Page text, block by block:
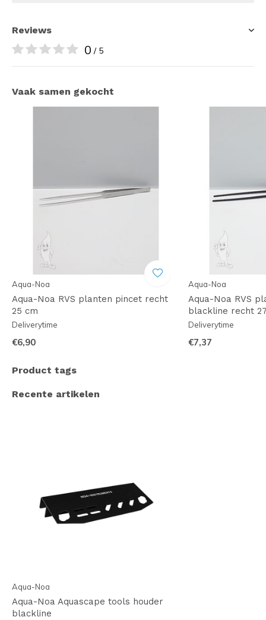
Reviews
0 / 5
Vaak samen gekocht
Aqua-Noa
Aqua-Noa RVS planten pincet recht
25 cm
Deliverytime
€6,90
Aqua-Noa
Aqua-Noa RVS
blackline recht
Deliverytime
€7,37
Product tags
Recente artikelen
Aqua-Noa
Aqua-Noa Aquascape tools houder
blackline